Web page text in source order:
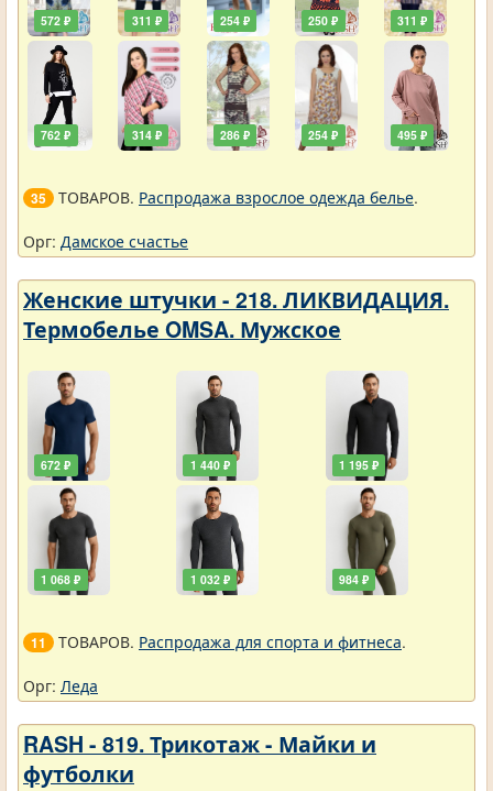
572 ₽
762 ₽
311 ₽
314 ₽
254 ₽
286 ₽
250 ₽
254 ₽
311 ₽
495 ₽
35 ТОВАРОВ. Распродажа взрослое одежда белье.
Орг: Дамское счастье
Женские штучки - 218. ЛИКВИДАЦИЯ.
Термобелье OMSA. Мужское
672 ₽
1 068 ₽
1 440 ₽
1 032 ₽
1 195 ₽
984 ₽
11 ТОВАРОВ. Распродажа для спорта и фитнеса.
Орг: Леда
RASH - 819. Трикотаж - Майки и
футболки